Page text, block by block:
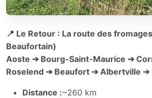
📍 Le Retour : La route des
Beaufortain)
Aoste ➔ Bourg-Saint-Maurice ➔
Roselend ➔ Beaufort ➔ Albertville ➔
Distance :~260 km